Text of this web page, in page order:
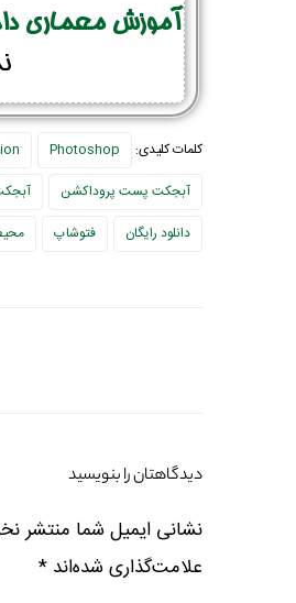
آموزش معماری
کلمات کلیدی: Photoshop
آبجکت پست پروداکشن
دانلود رایگان
فتوشاپ
دیدگاهتان را بنویسید
نشانی ایمیل شما منتشر
علامت‌گذاری شده‌اند *